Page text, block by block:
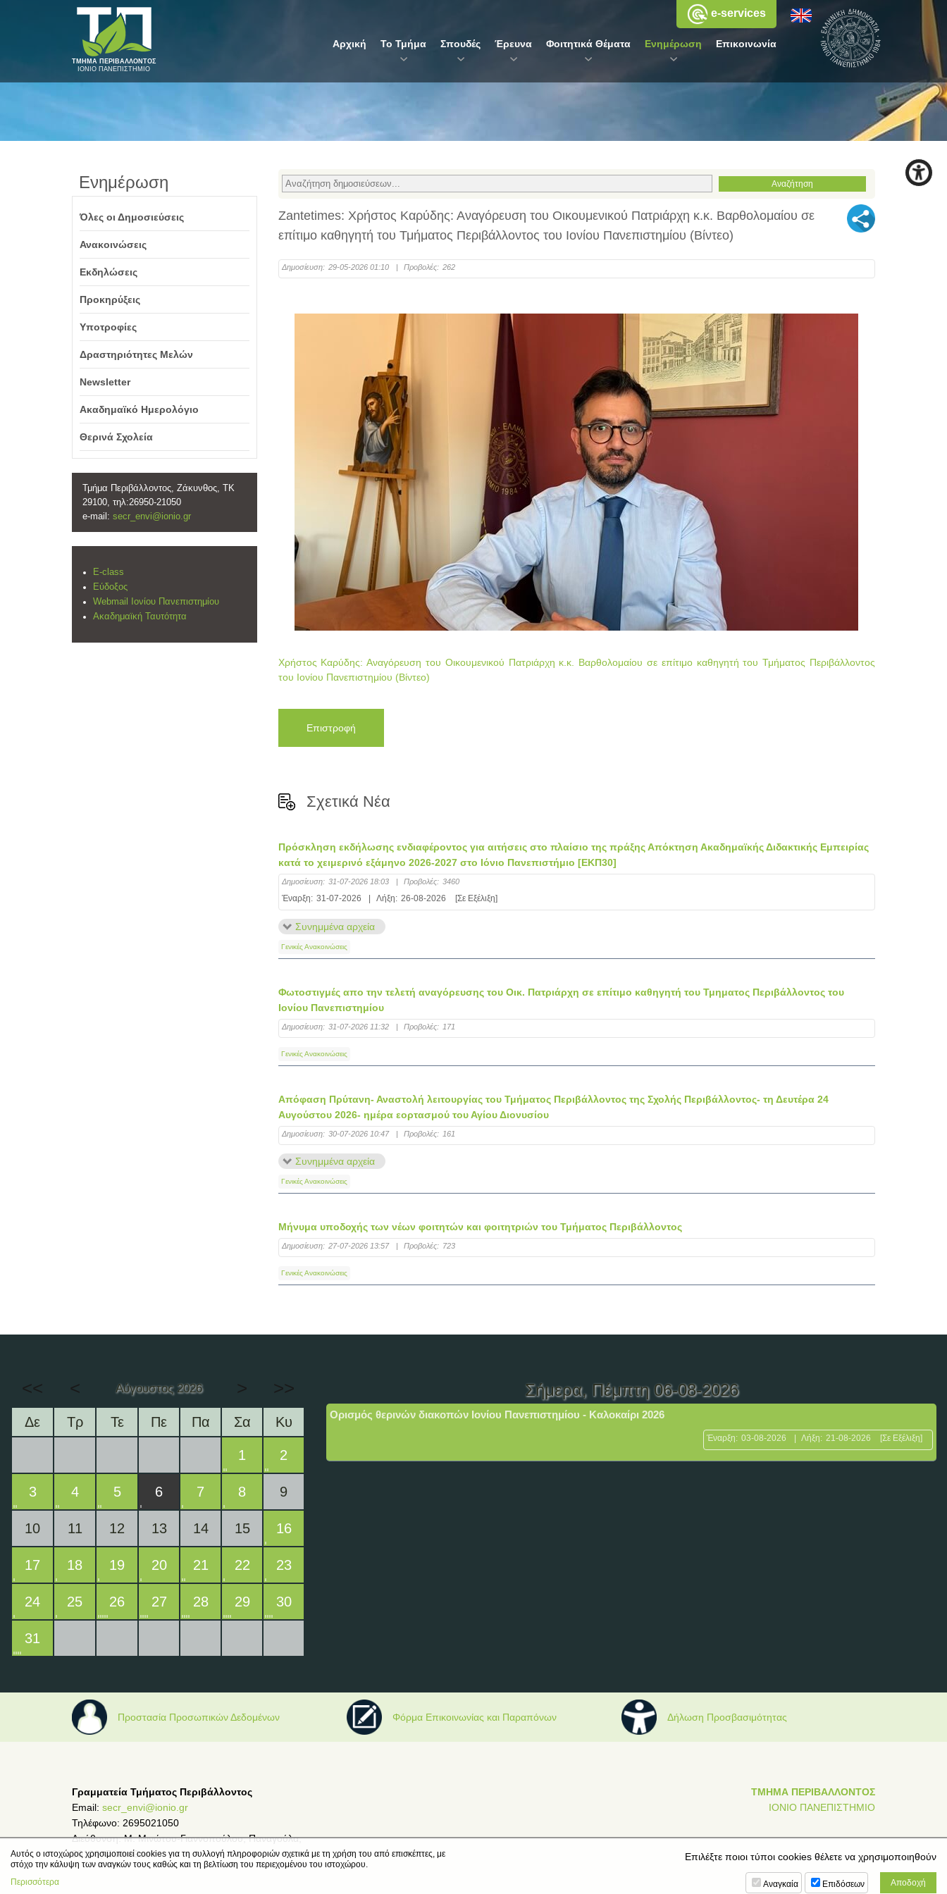
ΤΜΗΜΑ ΠΕΡΙΒΑΛΛΟΝΤΟΣ
ΙΟΝΙΟ ΠΑΝΕΠΙΣΤΗΜΙΟ
Αρχική Το Τμήμα Σπουδές Έρευνα Φοιτητικά Θέματα Ενημέρωση Επικοινωνία
e-services
Zantetimes: Χρήστος Καρύδης: Αναγόρευση του Οικουμενικού Πατριάρχη κ.κ. Βαρθολομαίου σε
επίτιμο καθηγητή του Τμήματος Περιβάλλοντος του Ιονίου Πανεπιστημίου (Βίντεο)
Δημοσίευση: 29-05-2026 01:10 | Προβολές: 262
Χρήστος Καρύδης: Αναγόρευση του Οικουμενικού Πατριάρχη κ.κ. Βαρθολομαίου σε επίτιμο καθηγητή του Τμήματος Περιβάλλοντος
του Ιονίου Πανεπιστημίου (Βίντεο)
Επιστροφή
Σχετικά Νέα
Πρόσκληση εκδήλωσης ενδιαφέροντος για αιτήσεις στο πλαίσιο της πράξης Απόκτηση Ακαδημαϊκής Διδακτικής Εμπειρίας
κατά το χειμερινό εξάμηνο 2026-2027 στο Ιόνιο Πανεπιστήμιο [ΕΚΠ30]
Δημοσίευση: 31-07-2026 18:03 | Προβολές: 3460
Έναρξη: 31-07-2026 Λήξη: 26-08-2026 [Σε Εξέλιξη]
Συνημμένα αρχεία
Γενικές Ανακοινώσεις
Φωτοστιγμές απο την τελετή αναγόρευσης του Οικ. Πατριάρχη σε επίτιμο καθηγητή του Τμηματος Περιβάλλοντος του
Ιονίου Πανεπιστημίου
Δημοσίευση: 31-07-2026 11:32 | Προβολές: 171
Γενικές Ανακοινώσεις
Απόφαση Πρύτανη- Αναστολή λειτουργίας του Τμήματος Περιβάλλοντος της Σχολής Περιβάλλοντος- τη Δευτέρα 24
Αυγούστου 2026- ημέρα εορτασμού του Αγίου Διονυσίου
Δημοσίευση: 30-07-2026 10:47 | Προβολές: 161
Συνημμένα αρχεία
Γενικές Ανακοινώσεις
Μήνυμα υποδοχής των νέων φοιτητών και φοιτητριών του Τμήματος Περιβάλλοντος
Δημοσίευση: 27-07-2026 13:57 | Προβολές: 723
Γενικές Ανακοινώσεις
Ενημέρωση
Όλες οι Δημοσιεύσεις
Ανακοινώσεις
Εκδηλώσεις
Προκηρύξεις
Υποτροφίες
Δραστηριότητες Μελών
Newsletter
Ακαδημαϊκό Ημερολόγιο
Θερινά Σχολεία
Τμήμα Περιβάλλοντος, Ζάκυνθος, ΤΚ
29100, τηλ:26950-21050
e-mail: secr_envi@ionio.gr
E-class
Εύδοξος
Webmail Ιονίου Πανεπιστημίου
Ακαδημαϊκή Ταυτότητα
<< < Αύγουστος 2026 > >>
Δε Τρ Τε Πε Πα Σα Κυ
1 2
3 4 5 6 7 8 9
10 11 12 13 14 15 16
17 18 19 20 21 22 23
24 25 26 27 28 29 30
31
Σήμερα, Πέμπτη 06-08-2026
Ορισμός θερινών διακοπών Ιονίου Πανεπιστημίου - Καλοκαίρι 2026
Έναρξη: 03-08-2026 Λήξη: 21-08-2026 [Σε Εξέλιξη]
Προστασία Προσωπικών Δεδομένων Φόρμα Επικοινωνίας και Παραπόνων Δήλωση Προσβασιμότητας
Γραμματεία Τμήματος Περιβάλλοντος
Email: secr_envi@ionio.gr
Τηλέφωνο: 2695021050
Διεύθυνση: Μ. Μινώτου-Γιαννοπούλου, Παναγούλα,
29100, Ζάκυνθος
ΤΜΗΜΑ ΠΕΡΙΒΑΛΛΟΝΤΟΣ
ΙΟΝΙΟ ΠΑΝΕΠΙΣΤΗΜΙΟ
Αυτός ο ιστοχώρος χρησιμοποιεί cookies για τη συλλογή πληροφοριών σχετικά με τη χρήση του από επισκέπτες, με
στόχο την κάλυψη των αναγκών τους καθώς και τη βελτίωση του περιεχομένου του ιστοχώρου.
Περισσότερα
Επιλέξτε ποιοι τύποι cookies θέλετε να χρησιμοποιηθούν
Αναγκαία Επιδόσεων